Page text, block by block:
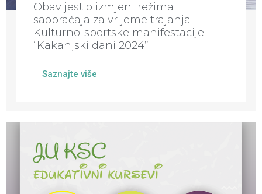
Obavijest o izmjeni režima
saobraćaja za vrijeme trajanja
Kulturno-sportske manifestacije
“Kakanjski dani 2024”
Saznajte više